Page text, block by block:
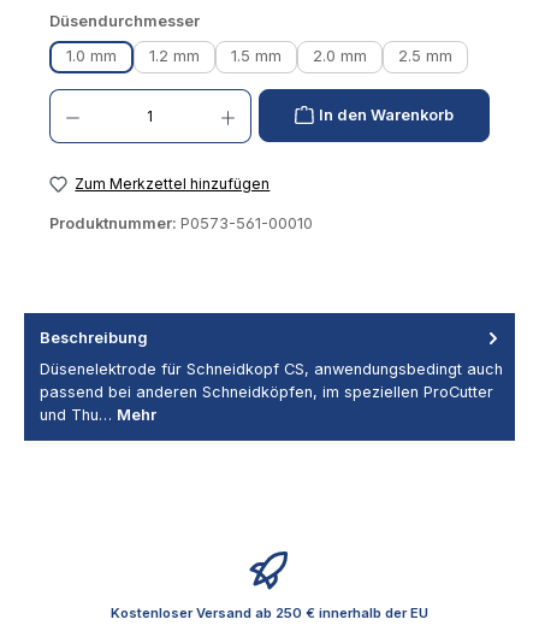
Düsendurchmesserauswählen
1.0 mm
1.2 mm 1.5 mm 2.0 mm 2.5 mm
Produkt Anzahl: Gib den gewünschten Wert ein oder benutze die Schaltflächen um
In den Warenkorb
Zum Merkzettel hinzufügen
Produktnummer: P0573-561-00010
Beschreibung
Düsenelektrode für Schneidkopf CS, anwendungsbedingt auch
passend bei anderen Schneidköpfen, im speziellen ProCutter
und Thu… Mehr
Kostenloser Versand ab 250 € innerhalb der EU